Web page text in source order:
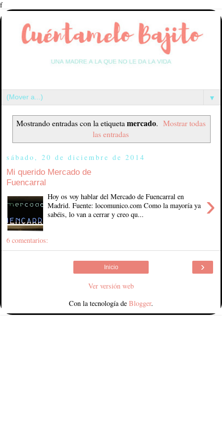
f
▼
Mostrando entradas con la etiqueta mercado. Mostrar todas
las entradas
sábado, 20 de diciembre de 2014
Mi querido Mercado de
Fuencarral
›
Hoy os voy hablar del Mercado de Fuencarral en
Madrid. Fuente: locomunico.com Como la mayoría ya
sabéis, lo van a cerrar y creo qu...
6 comentarios:
›
Inicio
Ver versión web
Con la tecnología de Blogger.